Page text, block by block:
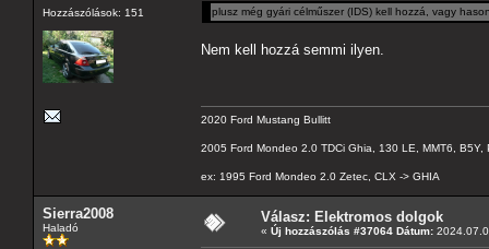
Hozzászólások: 151
plusz még gyári célműszer (IDS) kell hozzá, vagy
Nem kell hozzá semmi ilyen.
2020 Ford Mustang Bullitt
2005 Ford Mondeo 2.0 TDCi Ghia, 130 LE, MMT6, B5Y,
ex: 1995 Ford Mondeo 2.0 Zetec, CLX -> GHIA
Sierra2008
Haladó
Válasz: Elektromos dolgok
« Új hozzászólás #37064 Dátum: